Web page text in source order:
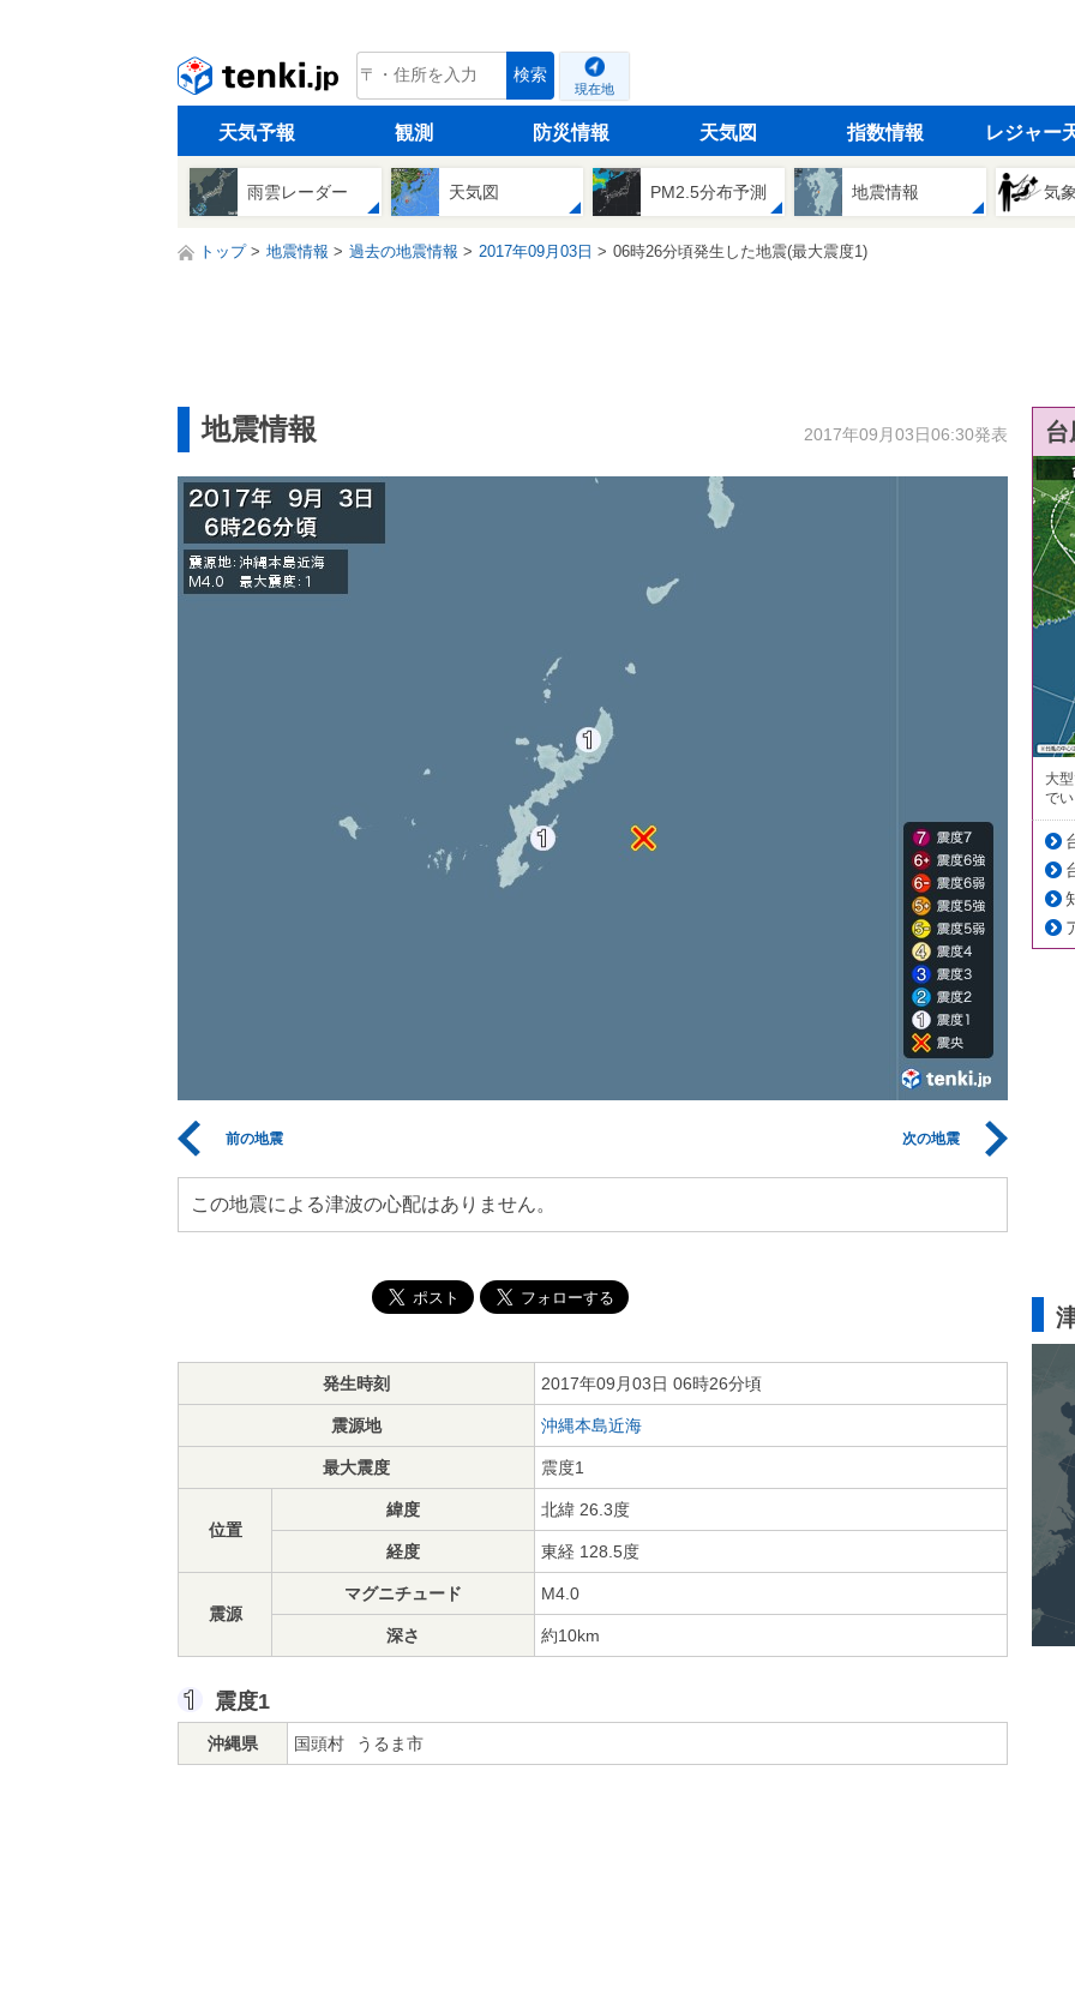
tenki.jp 検索
現在地
天気予報 観測 防災情報 天気図 指数情報 レジャー
雨雲レーダー 天気図 PM2.5分布予測 地震情報 気
トップ 地震情報 過去の地震情報 2017年09月03日 06時26分頃発生した地震(最大震度1)
地震情報 2017年09月03日06:30発表
前の地震 次の地震
この地震による津波の心配はありません。
発生時刻 2017年09月03日 06時26分頃
震源地 沖縄本島近海
最大震度 震度1
位置
緯度 北緯 26.3度
経度 東経 128.5度
震源
マグニチュード M4.0
深さ 約10km
震度1
沖縄県 国頭村 うるま市
大
で